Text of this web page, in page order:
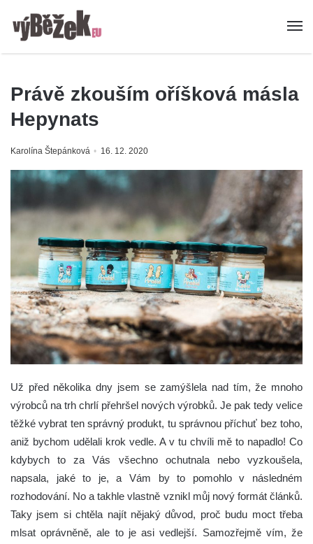
Právě zkouším oříšková másla
Hepynats
Karolína Štepánková 16. 12. 2020
Už před několika dny jsem se zamýšlela nad tím, že mnoho
výrobců na trh chrlí přehršel nových výrobků. Je pak tedy velice
těžké vybrat ten správný produkt, tu správnou příchuť bez toho,
aniž bychom udělali krok vedle. A v tu chvíli mě to napadlo! Co
kdybych to za Vás všechno ochutnala nebo vyzkoušela,
napsala, jaké to je, a Vám by to pomohlo v následném
rozhodování. No a takhle vlastně vznikl můj nový formát článků.
Taky jsem si chtěla najít nějaký důvod, proč budu moct třeba
mlsat oprávněně, ale to je asi vedlejší. Samozřejmě vím, že